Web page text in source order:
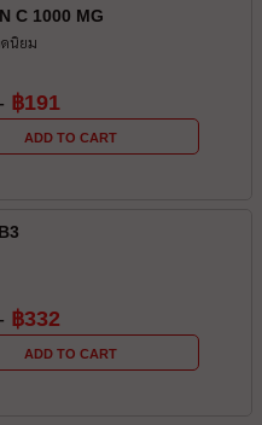
C 1000 MG
นิยม
- ฿191
ADD TO CART
- ฿332
ADD TO CART